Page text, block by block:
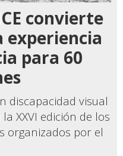
convierte
experiencia
para 60
discapacidad visual
XXVI edición de los
organizados por el